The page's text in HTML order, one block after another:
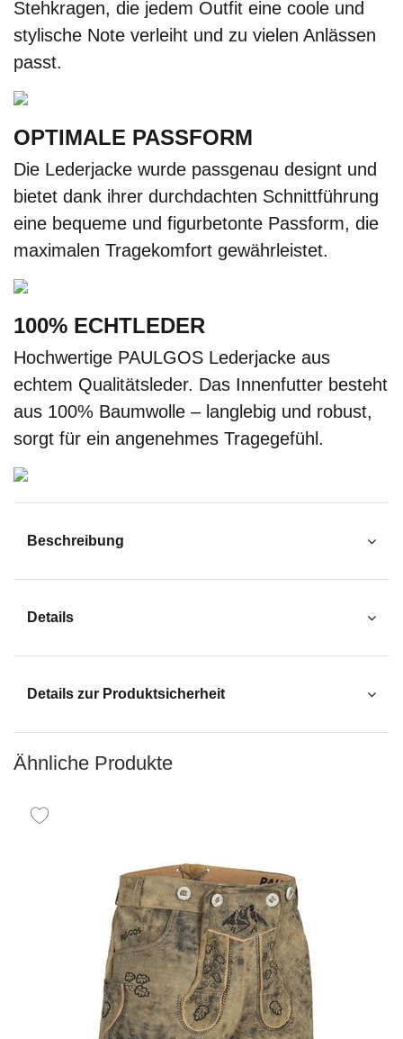
Stehkragen, die jedem Outfit eine coole und
stylische Note verleiht und zu vielen Anlässen
passt.
OPTIMALE PASSFORM
Die Lederjacke wurde passgenau designt und
bietet dank ihrer durchdachten Schnittführung
eine bequeme und figurbetonte Passform, die
maximalen Tragekomfort gewährleistet.
100% ECHTLEDER
Hochwertige PAULGOS Lederjacke aus
echtem Qualitätsleder. Das Innenfutter besteht
aus 100% Baumwolle – langlebig und robust,
sorgt für ein angenehmes Tragegefühl.
Beschreibung
Details
Details zur Produktsicherheit
Ähnliche Produkte